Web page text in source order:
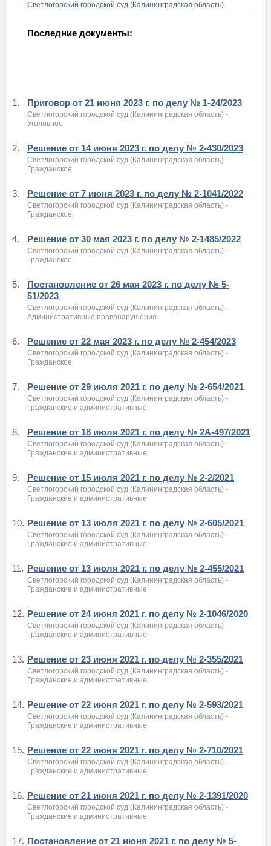
Светлогорский городской суд (Калининградская область)
Последние документы:
1. Приговор от 21 июня 2023 г. по делу № 1-24/2023
Светлогорский городской суд (Калининградская область) -
Уголовное
2. Решение от 14 июня 2023 г. по делу № 2-430/2023
Светлогорский городской суд (Калининградская область) -
Гражданское
3. Решение от 7 июня 2023 г. по делу № 2-1041/2022
Светлогорский городской суд (Калининградская область) -
Гражданское
4. Решение от 30 мая 2023 г. по делу № 2-1485/2022
Светлогорский городской суд (Калининградская область) -
Гражданское
5.
Постановление от 26 мая 2023 г. по делу № 5-
51/2023
Светлогорский городской суд (Калининградская область) -
Административные правонарушения
6. Решение от 22 мая 2023 г. по делу № 2-454/2023
Светлогорский городской суд (Калининградская область) -
Гражданское
7. Решение от 29 июля 2021 г. по делу № 2-654/2021
Светлогорский городской суд (Калининградская область) -
Гражданские и административные
8. Решение от 18 июля 2021 г. по делу № 2А-497/2021
Светлогорский городской суд (Калининградская область) -
Гражданские и административные
9. Решение от 15 июля 2021 г. по делу № 2-2/2021
Светлогорский городской суд (Калининградская область) -
Гражданские и административные
10. Решение от 13 июля 2021 г. по делу № 2-605/2021
Светлогорский городской суд (Калининградская область) -
Гражданские и административные
11. Решение от 13 июля 2021 г. по делу № 2-455/2021
Светлогорский городской суд (Калининградская область) -
Гражданские и административные
12. Решение от 24 июня 2021 г. по делу № 2-1046/2020
Светлогорский городской суд (Калининградская область) -
Гражданские и административные
13. Решение от 23 июня 2021 г. по делу № 2-355/2021
Светлогорский городской суд (Калининградская область) -
Гражданские и административные
14. Решение от 22 июня 2021 г. по делу № 2-593/2021
Светлогорский городской суд (Калининградская область) -
Гражданские и административные
15. Решение от 22 июня 2021 г. по делу № 2-710/2021
Светлогорский городской суд (Калининградская область) -
Гражданские и административные
16. Решение от 21 июня 2021 г. по делу № 2-1391/2020
Светлогорский городской суд (Калининградская область) -
Гражданские и административные
17. Постановление от 21 июня 2021 г. по делу № 5-